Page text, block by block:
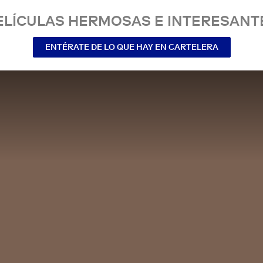
HERMOSAS E
ENTÉRATE DE LO QUE HAY EN CARTELERA